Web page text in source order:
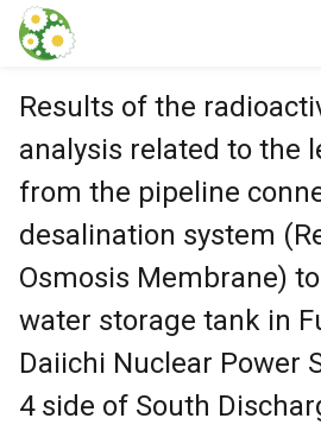
本文に飛ぶ
Results of the
analysis related to the
from the pipeline
desalination system
Osmosis Membrane)
water storage tank in
Daiichi Nuclear Power
4 side of South